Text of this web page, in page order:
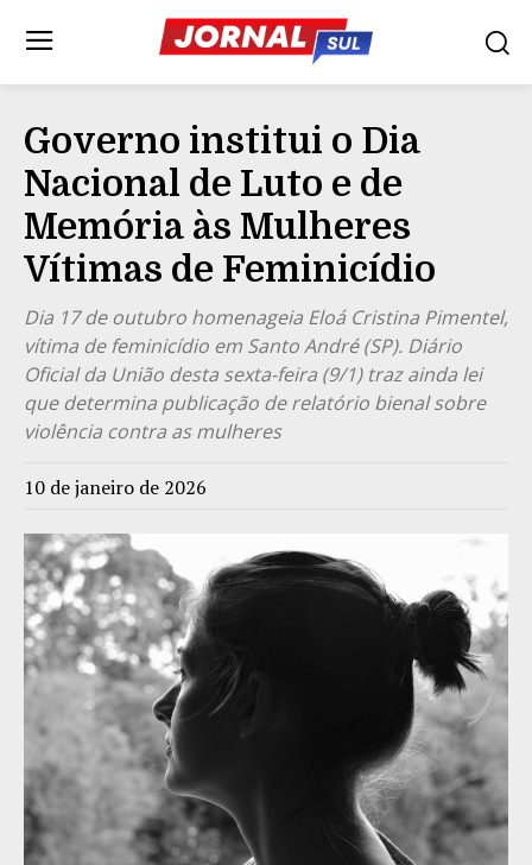
Governo institui o Dia
Nacional de Luto e de
Memória às Mulheres
Vítimas de Feminicídio
Dia 17 de outubro homenageia Eloá Cristina Pimentel,
vítima de feminicídio em Santo André (SP). Diário
Oficial da União desta sexta-feira (9/1) traz ainda lei
que determina publicação de relatório bienal sobre
violência contra as mulheres
10 de janeiro de 2026